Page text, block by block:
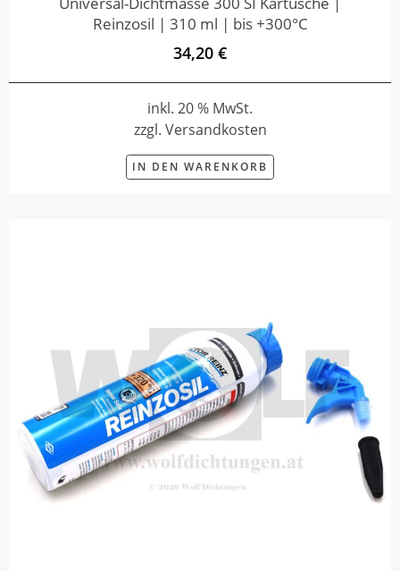
Reinzosil | 310 ml | bis +300°C
34,20 €
inkl. 20 % MwSt.
zzgl. Versandkosten
IN DEN WARENKORB